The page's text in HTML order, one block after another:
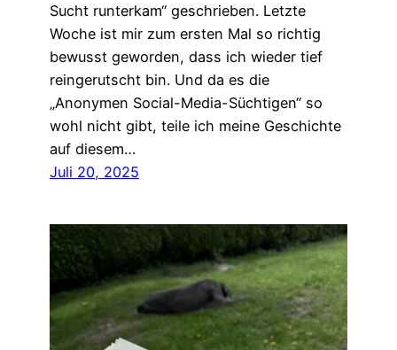
Sucht runterkam“ geschrieben. Letzte
Woche ist mir zum ersten Mal so richtig
bewusst geworden, dass ich wieder tief
reingerutscht bin. Und da es die
„Anonymen Social-Media-Süchtigen“ so
wohl nicht gibt, teile ich meine Geschichte
auf diesem…
Juli 20, 2025